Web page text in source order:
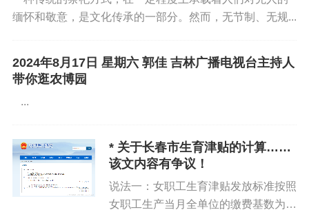
（二）参保单位可在2026年1月1日后登录税务系统查询20
0个工作日内，向我局经办科提出重新核定工伤保险费率的
申请，并提供相关材料。
（一）工伤保险支缴率：指在一个浮动周期内，工伤保险
基金支付用人单位工伤职工和供养亲属的工伤保险待遇金
额与该单位缴纳工伤保险费的比例。待遇支付金额认定标
缅怀和敬意，是文化传承的一部分。然而，无节制、无规...
2024年8月17日 星期六 郭佳 吉林广播电视台主持人
带你逛农博园
...
* 关于长春市生育津贴的计算……
该文内容有争议！
说法一：女职工生育津贴发放标准按照
女职工生产当月全单位的缴费基数为